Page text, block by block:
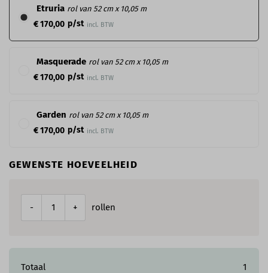
Etruria rol van 52 cm x 10,05 m
€ 170,00 p/st incl. BTW
Masquerade rol van 52 cm x 10,05 m
€ 170,00 p/st incl. BTW
Garden rol van 52 cm x 10,05 m
€ 170,00 p/st incl. BTW
GEWENSTE HOEVEELHEID
- + rollen
Totaal
1